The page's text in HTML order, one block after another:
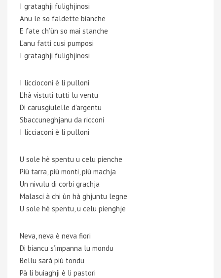
I grataghji fulighjinosi
Anu le so faldette bianche
E fate ch’ùn so mai stanche
L’anu fatti cusi pumposi
I grataghji fulighjinosi
I liccioconi è li pulloni
L’hà vistuti tutti lu ventu
Di carusgiulelle d’argentu
Sbaccuneghjanu da ricconi
I licciaconi è li pulloni
U sole hè spentu u celu pienche
Più tarra, più monti, più machja
Un nivulu di corbi grachja
Malasci à chi ùn hà ghjuntu legne
U sole hè spentu, u celu pienghje
Neva, neva è neva fiori
Di biancu s’impanna lu mondu
Bellu sarà più tondu
Pà li buiaghji è li pastori